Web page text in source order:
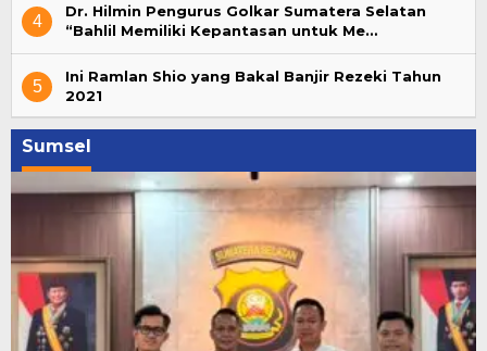
4
Dr. Hilmin Pengurus Golkar Sumatera Selatan
“Bahlil Memiliki Kepantasan untuk Me…
5
Ini Ramlan Shio yang Bakal Banjir Rezeki Tahun
2021
Sumsel